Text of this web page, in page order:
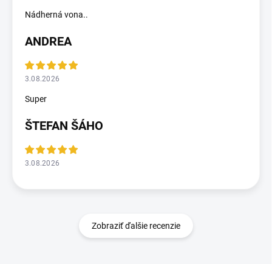
Nádherná vona..
ANDREA
3.08.2026
Super
ŠTEFAN ŠÁHO
3.08.2026
Zobraziť ďalšie recenzie